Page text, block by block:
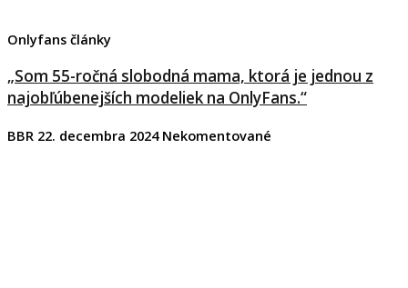
Onlyfans články
„Som 55-ročná slobodná mama, ktorá je jednou z
najobľúbenejších modeliek na OnlyFans.“
BBR 22. decembra 2024 Nekomentované